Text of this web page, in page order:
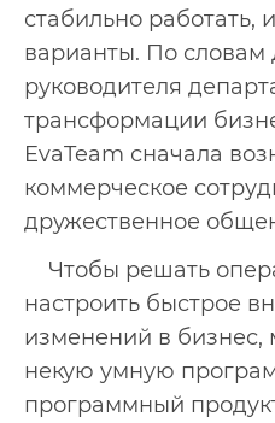
стабильно работать,
варианты. По
руководителя
трансформации
EvaTeam сначала
коммерческое
дружественное
Чтобы решать
настроить быстрое
изменений в бизнес,
некую умную
программный